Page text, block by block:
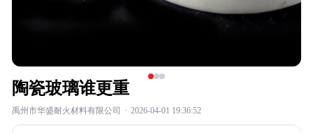
陶瓷玻璃谁更重
禹州市华盛耐火材料有限公司 · 2026-04-01 19:36:52